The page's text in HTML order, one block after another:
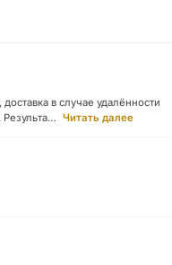
в случае удалённости
Читать далее